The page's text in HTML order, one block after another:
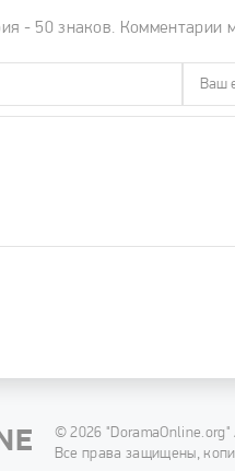
- 50 знаков. Комментарии
© 2026
Все права защищены,